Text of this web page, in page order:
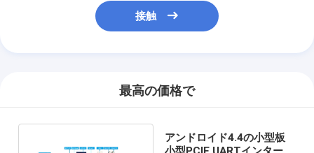
接触
最高の価格で
アンドロイド4.4の小型板